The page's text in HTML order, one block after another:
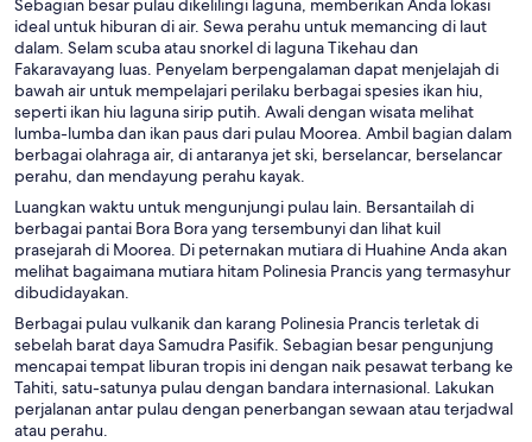
ideal untuk hiburan di air. Sewa perahu untuk memancing di laut
dalam. Selam scuba atau snorkel di laguna Tikehau dan
Fakaravayang luas. Penyelam berpengalaman dapat menjelajah di
bawah air untuk mempelajari perilaku berbagai spesies ikan hiu,
seperti ikan hiu laguna sirip putih. Awali dengan wisata melihat
lumba-lumba dan ikan paus dari pulau Moorea. Ambil bagian dalam
berbagai olahraga air, di antaranya jet ski, berselancar, berselancar
perahu, dan mendayung perahu kayak.
Luangkan waktu untuk mengunjungi pulau lain. Bersantailah di
berbagai pantai Bora Bora yang tersembunyi dan lihat kuil
prasejarah di Moorea. Di peternakan mutiara di Huahine Anda akan
melihat bagaimana mutiara hitam Polinesia Prancis yang termasyhur
dibudidayakan.
Berbagai pulau vulkanik dan karang Polinesia Prancis terletak di
sebelah barat daya Samudra Pasifik. Sebagian besar pengunjung
mencapai tempat liburan tropis ini dengan naik pesawat terbang ke
Tahiti, satu-satunya pulau dengan bandara internasional. Lakukan
perjalanan antar pulau dengan penerbangan sewaan atau terjadwal
atau perahu.